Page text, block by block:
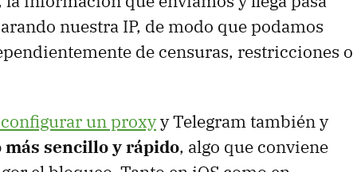
nuestra IP, de modo que podamos
de censuras, restricciones o
un proxyy Telegram también y
sencillo y rápido, algo que conviene